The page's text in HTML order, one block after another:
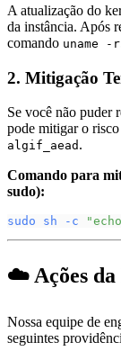
A atualização do
da instância. Após
comando uname -r
2. Mitigação
Se você não puder
pode mitigar o
algif_aead .
Comando para
sudo):
sudo sh -c
☁️ Ações
Nossa equipe de
seguintes